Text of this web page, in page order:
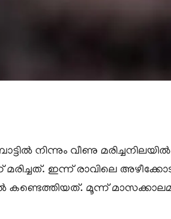
നിന്നും വീണു
മരിച്ചത്. ഇന്ന് രാവിലെ
കണ്ടെത്തിയത്. മൂന്ന്